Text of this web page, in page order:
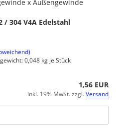
x Außengewinde
/ 304 V4A Edelstahl
0,048 kg je Stück
1,56 EUR
inkl. 19% MwSt. zzgl.Versand